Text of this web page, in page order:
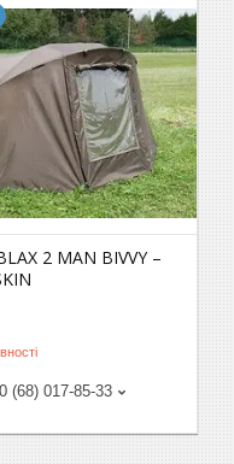
2 MAN BIVVY –
(68) 017-85-33